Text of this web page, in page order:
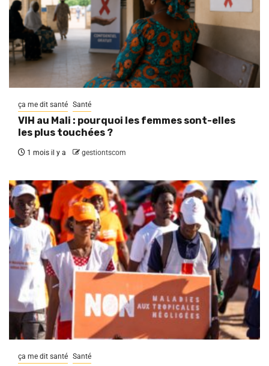
ça me dit santé Santé
VIH au Mali : pourquoi les femmes sont-elles
les plus touchées ?
1 mois il y a gestiontscom
ça me dit santé Santé